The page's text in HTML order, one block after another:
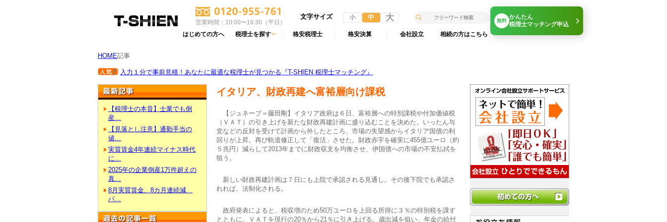
営業時間：10:00〜16:30（平日）
文字サイズ 小 中 大
はじめての方へ 税理士を探す 格安税理士 格安決算 会社設立 相続の方はこちら
無料
かんたん
税理士マッチング申込
HOME記事
入力１分で事前見積！あなたに最適な税理士が見つかる『T-SHIEN 税理士マッチング』
【税理士の本音】士業でも倒
産…
【見落とし注意】通勤手当の
値…
実質賃金4年連続マイナス時代
に…
2025年の企業倒産1万件超えの
真…
8月実質賃金、8カ月連続減
パ…
イタリア、財政再建へ富裕層向け課税
【ジュネーブ＝藤田剛】イタリア政府は６日、富裕層への特別課税や付加価値税
（ＶＡＴ）の引き上げを新たな財政再建計画に盛り込むことを決めた。いったん与
党などの反対を受けて計画から外したところ、市場の失望感からイタリア国債の利
回りが上昇。再び軌道修正して「復活」させた。財政赤字を確実に455億ユーロ（約
５兆円）減らして2013年までに財政収支を均衡させ、伊国債への市場の不安払拭を
狙う。
新しい財政再建計画は７日にも上院で承認される見通し。その後下院でも承認さ
れれば、法制化される。
政府発表によると、税収増のため50万ユーロを上回る所得に３％の特別税を課す
とともに、ＶＡＴを現行の20％から21％に引き上げる。歳出減を狙い、年金の給付